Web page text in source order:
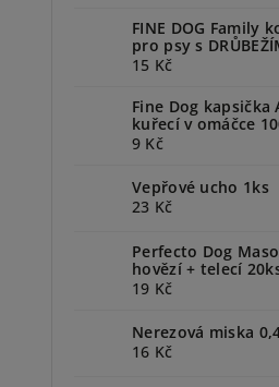
FINE DOG Family
pro psy s
15 Kč
Fine Dog kapsička
kuřecí v omáčce
9 Kč
Vepřové ucho 1ks
23 Kč
Perfecto Dog
hovězí + telecí
19 Kč
Nerezová miska
16 Kč